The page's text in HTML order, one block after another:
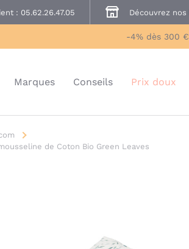
: 05.62.26.47.05 Découvrez
-4% dès 300
Marques Conseils Prix doux
de Coton Bio Green Leaves